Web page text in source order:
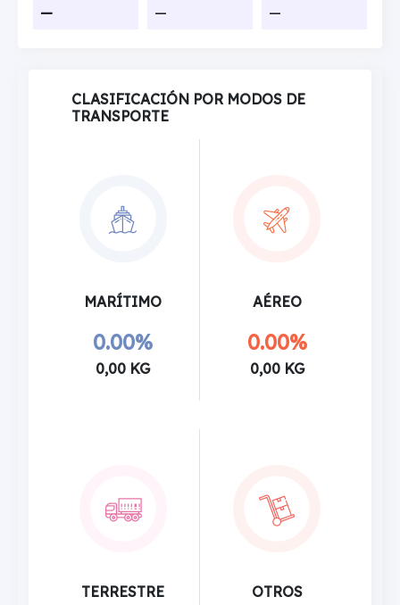
— — —
CLASIFICACIÓN POR MODOS DE
TRANSPORTE
MARÍTIMO
0.00%
0,00 KG
AÉREO
0.00%
0,00 KG
TERRESTRE OTROS